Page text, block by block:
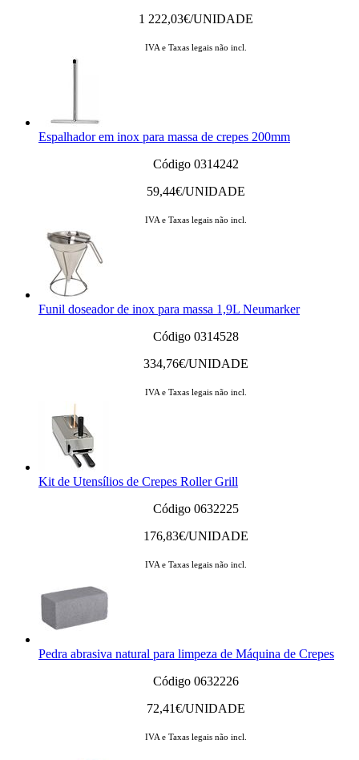
1 222,03€/UNIDADE
IVA e Taxas legais não incl.
Espalhador em inox para massa de crepes 200mm
Código 0314242
59,44€/UNIDADE
IVA e Taxas legais não incl.
Funil doseador de inox para massa 1,9L Neumarker
Código 0314528
334,76€/UNIDADE
IVA e Taxas legais não incl.
Kit de Utensílios de Crepes Roller Grill
Código 0632225
176,83€/UNIDADE
IVA e Taxas legais não incl.
Pedra abrasiva natural para limpeza de Máquina de Crepes
Código 0632226
72,41€/UNIDADE
IVA e Taxas legais não incl.